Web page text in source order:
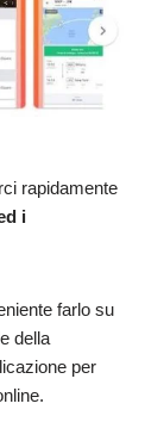
rapidamente
i
farlo su
della
per